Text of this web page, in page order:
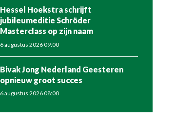
Hessel Hoekstra schrijft
jubileumeditie Schröder
Masterclass op zijn naam
6 augustus 2026 09:00
Bivak Jong Nederland Geesteren
opnieuw groot succes
6 augustus 2026 08:00